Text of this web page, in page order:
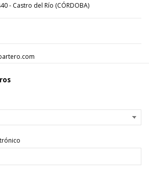
- Castro del Río (CÓRDOBA)